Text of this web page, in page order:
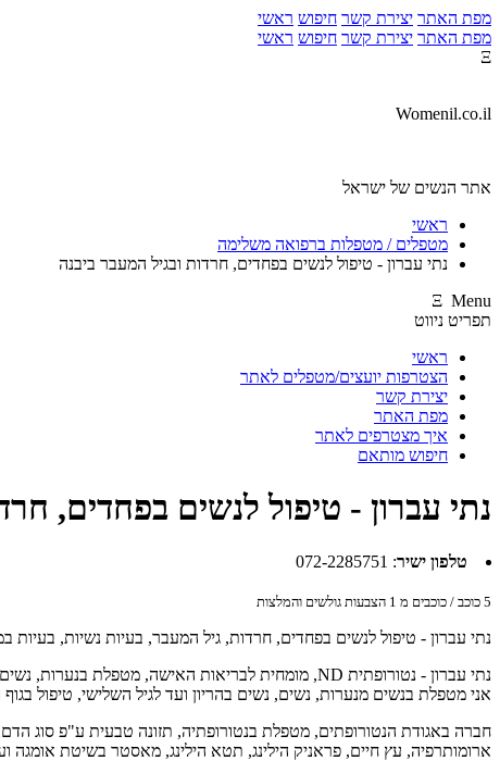
מפת האתר יצירת קשר חיפוש ראשי
מפת האתר יצירת קשר חיפוש ראשי
Ξ
Womenil.co.il
אתר הנשים של ישראל
ראשי
מטפלים / מטפלות ברפואה משלימה
נתי עברון - טיפול לנשים בפחדים, חרדות ובגיל המעבר ביבנה
Ξ Menu
תפריט ניווט
ראשי
הצטרפות יועצים/מטפלים לאתר
יצירת קשר
מפת האתר
איך מצטרפים לאתר
חיפוש מותאם
נתי עברון - טיפול לנשים בפחדים,
טלפון ישיר:
072-2285751
5 כוכב / כוכבים מ 1 הצבעות גולשים והמלצות
נתי עברון - טיפול לנשים בפחדים, חרדות, גיל המעבר, בעיות נשיות, בעיות
נתי עברון - נטורופתית ND, מומחית לבריאות האישה, מטפלת בנערות, נשים, ילדים ונוער.
אני מטפלת בנשים מנערות, נשים, נשים בהריון ועד לגיל השלישי, טיפול
חברה באגודת הנטורופתים, מטפלת בנטורופתיה, תזונה טבעית ע"פ סוג
ארומותרפיה, עץ חיים, פראניק הילינג, תטא הילינג, מאסטר בשיטת אומגה